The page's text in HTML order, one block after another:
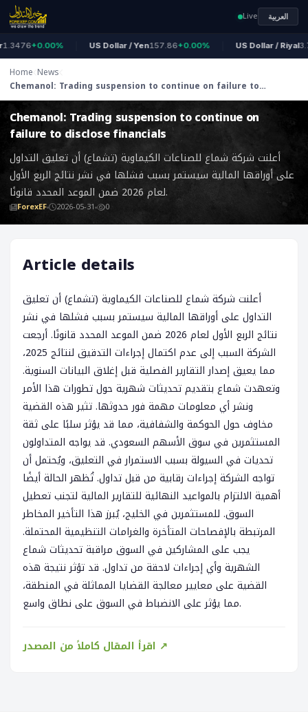
Live العربية
+0.00% US Dollar / Yen157.86+0.00% US Dollar / Riyal
Home News
‎Chemanol: Trading suspension to continue on failure to
disclose financials
ForexEF
‎Chemanol: Trading suspension to continue on
failure to disclose financials
أعلنت شركة شماع للصناعات الكيماوية (تشماع) أن تعليق التداول
على أوراقها المالية سيستمر بسبب فشلها في نشر نتائج الربع الأول
لعام 2026 ضمن الموعد المحدد قانونًا.
ForexEF 2026-05-31 0
Article details
أعلنت شركة شماع للصناعات الكيماوية (تشماع) أن تعليق
التداول على أوراقها المالية سيستمر بسبب فشلها في نشر
نتائج الربع الأول لعام 2026 ضمن الموعد المحدد قانونًا. أرجعت
الشركة السبب إلى عدم اكتمال إجراءات التدقيق لنتائج 2025،
مما يعيق إصدار التقارير الفصلية قبل إغلاق البيانات السنوية.
وتعهدت شماع بتقديم تحديثات شهرية حول تطورات هذا الأمر
ونشر أي معلومات مهمة فور حدوثها. تثير هذه القضية
مخاوف حول الحوكمة والشفافية، مما قد يؤثر سلبًا على ثقة
المستثمرين في سوق الأسهم السعودي. قد يواجه المتداولون
تحديات في السيولة بسبب الاستمرار في التعليق، ويُحتمل أن
تواجه الشركة إجراءات رقابية من قبل تداول. تُظهر الحالة أيضًا
أهمية الالتزام بالمواعيد النهائية للتقارير المالية لتجنب تعطيل
السوق. للمستثمرين في الخليج، يُبرز هذا التأخير المخاطر
المرتبطة بالإفصاحات المتأخرة والغرامات التنظيمية المحتملة.
يجب على المشاركين في السوق مراقبة تحديثات شماع
الشهرية وأي إجراءات لاحقة من تداول. قد تؤثر نتيجة هذه
القضية على معايير معالجة القضايا المماثلة في المنطقة،
مما يؤثر على الانضباط في السوق على نطاق واسع.
اقرأ المقال كاملاً من المصدر ↗